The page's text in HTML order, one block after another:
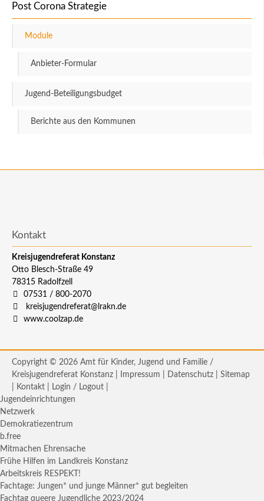
Post Corona Strategie
Module
Anbieter-Formular
Jugend-Beteiligungsbudget
Berichte aus den Kommunen
Kontakt
Kreisjugendreferat Konstanz
Otto Blesch-Straße 49
78315 Radolfzell
07531 / 800-2070
kreisjugendreferat@lrakn.de
www.coolzap.de
Copyright © 2026 Amt für Kinder, Jugend und Familie /
Kreisjugendreferat Konstanz |
Impressum Datenschutz
Sitemap
Kontakt Login / Logout
Jugendeinrichtungen
Netzwerk
Demokratiezentrum
b.free
Mitmachen Ehrensache
Frühe Hilfen im Landkreis Konstanz
Arbeitskreis RESPEKT!
Fachtage: Jungen* und junge Männer* gut begleiten
Fachtag queere Jugendliche 2023/2024